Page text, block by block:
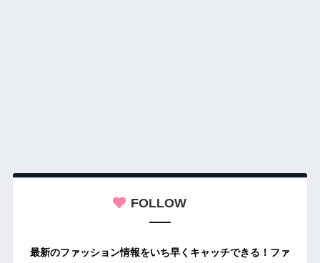
FOLLOW
最新のファッション情報をいち早くキャッチできる！ファ